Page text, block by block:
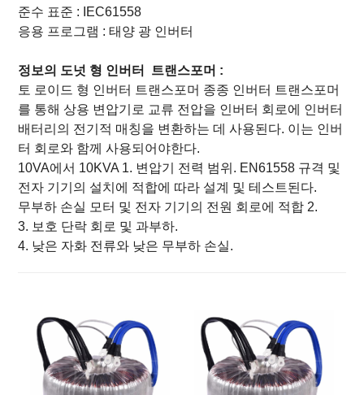
준수 표준 :
IEC61558
응용 프로그램 : 태양 광 인버터
정보의 도넛 형 인버터
트랜스포머 :
토 로이드 형 인버터 트랜스포머 종종 인버터 트랜스포머
를 통해 상용 변압기로 교류 전압을 인버터 회로에 인버터
배터리의 전기적 매칭을 변환하는 데 사용된다. 이는 인버
터 회로와 함께 사용되어야한다.
10VA에서 10KVA 1. 변압기 전력 범위. EN61558 규격 및
전자 기기의 설치에 적합에 따라 설계 및 테스트된다.
무부하 손실 모터 및 전자 기기의 전원 회로에 적합 2.
3. 보호 단락 회로 및 과부하.
4. 낮은 자화 전류와 낮은 무부하 손실.